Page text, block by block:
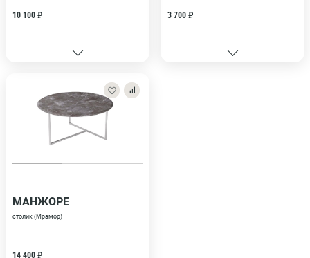
10 100 ₽ 3 700 ₽
МАНЖОРЕ
столик (Мрамор)
14 400 ₽